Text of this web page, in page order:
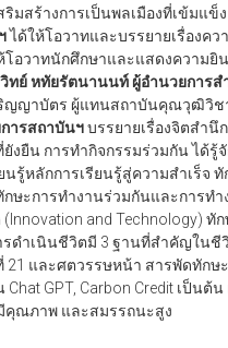
ริมสร้างการเป็นพลเมืองที่เข้ม
ได้ให้โอวาทและบรรยายเรื่องค
อวาทนักศึกษาและแสดงความยิ
ทย์ หทัยรัตนานนท์ ผู้อำนวยการ
ญญาบัตร ผู้แทนสถาบันคุณวุฒิวิช
ารสถาบันฯบรรยายเรื่องจิตสำนึ
น การทำกิจกรรมร่วมกัน ได้รู้จั
รู้หลักการเรียนรู้สู่ความสำเร็จ
ษะการทำงานร่วมกันและการท
and Technology) ทั
รดำเนินชีวิตมี 3 ฐานที่สำคัญใน
21 และศตวรรษหน้า สารพัดทัก
Chat GPT, Carbon Credit เป็
คุณภาพ และสมรรถนะสูง